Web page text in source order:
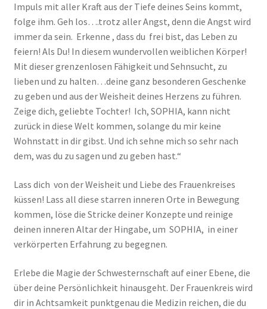
Impuls mit aller Kraft aus der Tiefe deines Seins kommt,
folge ihm. Geh los….trotz aller Angst, denn die Angst wird
immer da sein. Erkenne , dass du frei bist, das Leben zu
feiern! Als Du! In diesem wundervollen weiblichen Körper!
Mit dieser grenzenlosen Fähigkeit und Sehnsucht, zu
lieben und zu halten…deine ganz besonderen Geschenke
zu geben und aus der Weisheit deines Herzens zu führen.
Zeige dich, geliebte Tochter! Ich, SOPHIA, kann nicht
zurück in diese Welt kommen, solange du mir keine
Wohnstatt in dir gibst. Und ich sehne mich so sehr nach
dem, was du zu sagen und zu geben hast.“
Lass dich von der Weisheit und Liebe des Frauenkreises
küssen! Lass all diese starren inneren Orte in Bewegung
kommen, löse die Stricke deiner Konzepte und reinige
deinen inneren Altar der Hingabe, um SOPHIA, in einer
verkörperten Erfahrung zu begegnen.
Erlebe die Magie der Schwesternschaft auf einer Ebene, die
über deine Persönlichkeit hinausgeht. Der Frauenkreis wird
dir in Achtsamkeit punktgenau die Medizin reichen, die du